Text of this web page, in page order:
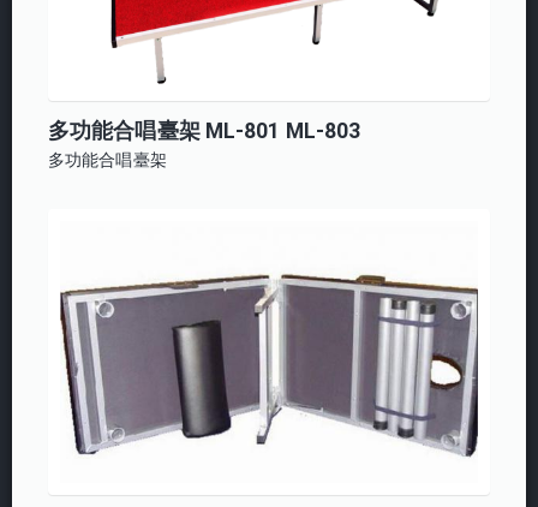
多功能合唱臺架 ML-801 ML-803
多功能合唱臺架